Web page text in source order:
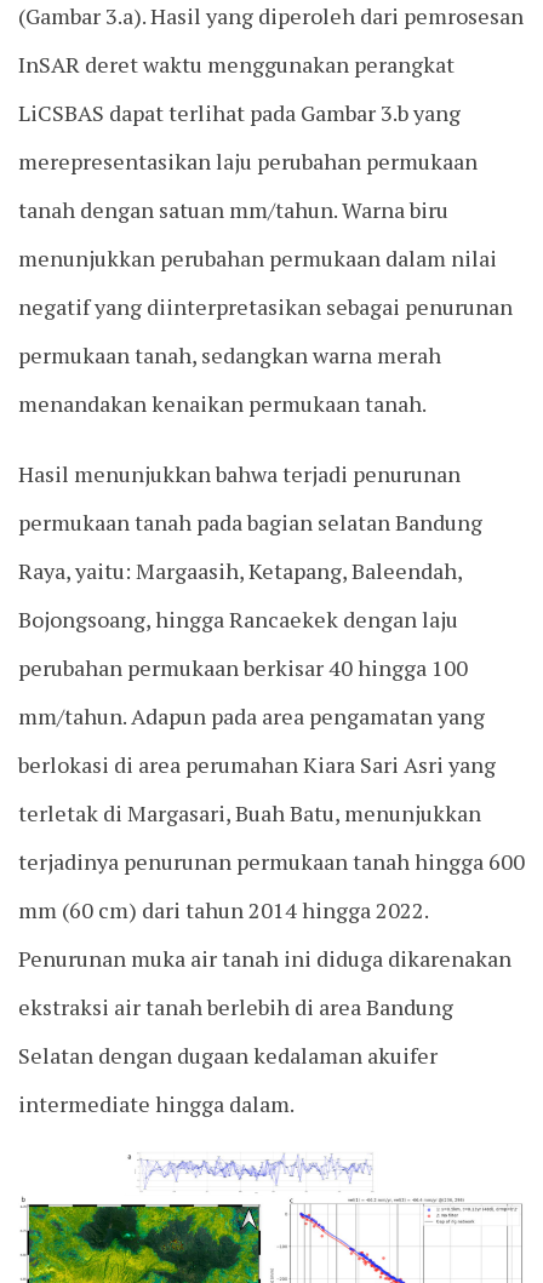
(Gambar 3.a). Hasil yang diperoleh dari pemrosesan
InSAR deret waktu menggunakan perangkat
LiCSBAS dapat terlihat pada Gambar 3.b yang
merepresentasikan laju perubahan permukaan
tanah dengan satuan mm/tahun. Warna biru
menunjukkan perubahan permukaan dalam nilai
negatif yang diinterpretasikan sebagai penurunan
permukaan tanah, sedangkan warna merah
menandakan kenaikan permukaan tanah.
Hasil menunjukkan bahwa terjadi penurunan
permukaan tanah pada bagian selatan Bandung
Raya, yaitu: Margaasih, Ketapang, Baleendah,
Bojongsoang, hingga Rancaekek dengan laju
perubahan permukaan berkisar 40 hingga 100
mm/tahun. Adapun pada area pengamatan yang
berlokasi di area perumahan Kiara Sari Asri yang
terletak di Margasari, Buah Batu, menunjukkan
terjadinya penurunan permukaan tanah hingga 600
mm (60 cm) dari tahun 2014 hingga 2022.
Penurunan muka air tanah ini diduga dikarenakan
ekstraksi air tanah berlebih di area Bandung
Selatan dengan dugaan kedalaman akuifer
intermediate hingga dalam.